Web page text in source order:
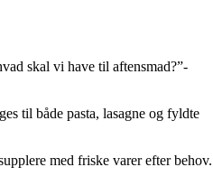
skal vi have til aftensmad?”-
til både pasta, lasagne og fyldte
med friske varer efter behov.